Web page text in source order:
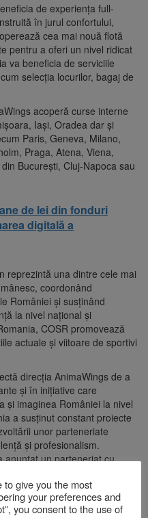
de experiența full-
în jurul confortului,
cea mai nouă flotă
pentru a oferi un nivel ridicat
va beneficia de serviciile
selecția locurilor, bagaj de
acoperă curse interne
Iași, Oradea dar și
Paris, Geneva, Milano,
Praga, Atena, Viena,
București, Cluj-Napoca sau
de lei din fonduri
digitală a
reprezintă una dintre cele mai
coordonând
României și susținând
la nivel național și
COSR promovează
actuale și viitoare de sportivi
direcția AnimaWings de a
și în inițiative care
și imaginea României la nivel
a susținut constant proiecte
unor parteneriate
și profesionalism.
anuntat un parteneriat cu
to give you the most
your preferences and
you consent to the use of